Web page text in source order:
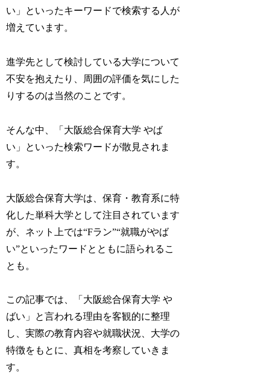
い」といったキーワードで検索する人が
増えています。
進学先として検討している大学について
不安を抱えたり、周囲の評価を気にした
りするのは当然のことです。
そんな中、「大阪総合保育大学 やば
い」といった検索ワードが散見されま
す。
大阪総合保育大学は、保育・教育系に特
化した単科大学として注目されています
が、ネット上では“Fラン”“就職がやば
い”といったワードとともに語られるこ
とも。
この記事では、「大阪総合保育大学 や
ばい」と言われる理由を客観的に整理
し、実際の教育内容や就職状況、大学の
特徴をもとに、真相を考察していきま
す。